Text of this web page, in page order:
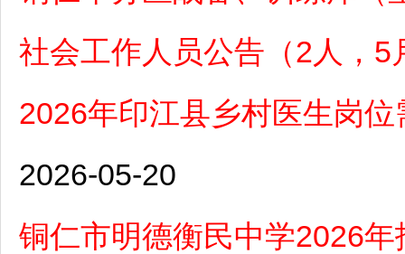
社会工作人员公告（2人，5
2026年印江县乡村医生岗
2026-05-20
铜仁市明德衡民中学2026